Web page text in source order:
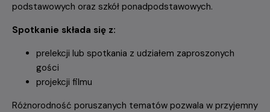
podstawowych oraz szkół ponadpodstawowych.
Spotkanie składa się z:
prelekcji lub spotkania z udziałem zaproszonych
gości
projekcji filmu
Różnorodność poruszanych tematów pozwala w przyjemny